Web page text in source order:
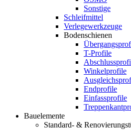
Sonstige
Schleifmittel
Verlegewerkzeuge
Bodenschienen
T-Profile
Winkelprofile
Endprofile
Einfassprofile
Bauelemente
Standard- &